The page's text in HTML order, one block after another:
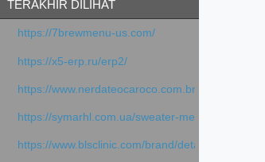
TERAKHIR DILIHAT
https://7brewmenu-us.com/
https://x5-erp.ru/erp2/
https://www.nerdateocaroco.com.br/
https://symarhl.com.ua/sweater-merino-crew-
https://www.blsclinic.com/brand/detail.php